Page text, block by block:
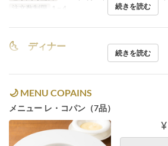
注文数制限
1 ~ 4 続きを読む
🌜 ディナー
続きを読む
🌙 MENU COPAINS
メニュー レ・コパン（7品）